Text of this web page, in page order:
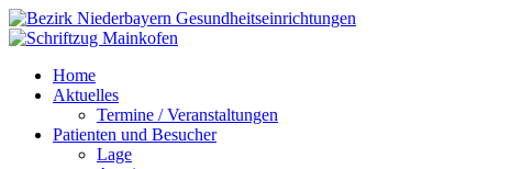
Home
Aktuelles
Termine / Veranstaltungen
Patienten und Besucher
Lage